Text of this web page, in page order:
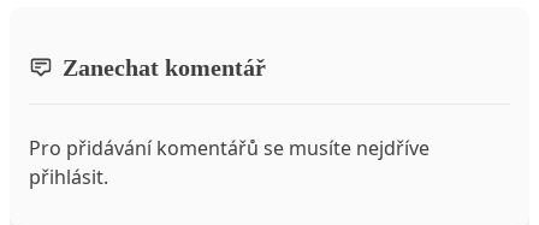
Zanechat komentář
Pro přidávání komentářů se musíte nejdříve
přihlásit.